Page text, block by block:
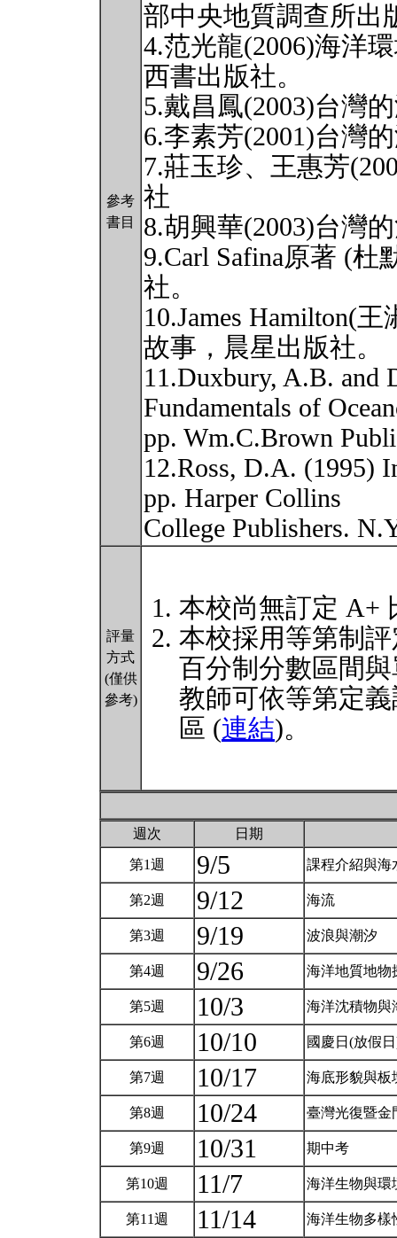
參考
書目
部中央地質調查所出
4.范光龍(2006)海洋
西書出版社。
5.戴昌鳳(2003)台灣
6.李素芳(2001)台灣
7.莊玉珍、王惠芳
社
8.胡興華(2003)台灣
9.Carl Safina原著 (
社。
10.James Hamilton(
故事，晨星出版社。
11.Duxbury, A.B. and
Fundamentals of
pp. Wm.C.Brown
12.Ross, D.A. (1995)
pp. Harper Collins
College Publishers.
評量
方式
(僅供
參考)
本校尚無訂定 A+
本校採用等第制
百分制分數區間
教師可依等第定
區 (連結)。
週次 日期
第1週 9/5 課程介紹與
第2週 9/12 海流
第3週 9/19 波浪與潮汐
第4週 9/26 海洋地質地
第5週 10/3 海洋沈積物
第6週 10/10 國慶日(放假
第7週 10/17 海底形貌與
第8週 10/24 臺灣光復暨金
第9週 10/31 期中考
第10週 11/7 海洋生物與
第11週 11/14 海洋生物多